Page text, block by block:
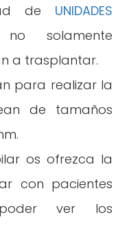
de UNIDADES
solamente
a trasplantar.
para realizar la
de tamaños
os ofrezca la
con pacientes
ver los